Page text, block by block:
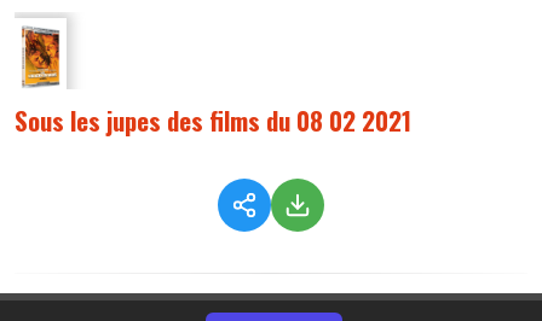
Sous les jupes des films du 08 02 2021